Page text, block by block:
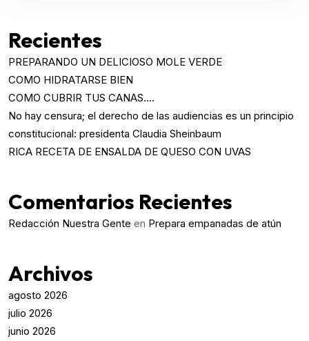
Recientes
PREPARANDO UN DELICIOSO MOLE VERDE
COMO HIDRATARSE BIEN
COMO CUBRIR TUS CANAS….
No hay censura; el derecho de las audiencias es un principio
constitucional: presidenta Claudia Sheinbaum
RICA RECETA DE ENSALDA DE QUESO CON UVAS
Comentarios Recientes
Redacción Nuestra Gente en Prepara empanadas de atún
Archivos
agosto 2026
julio 2026
junio 2026